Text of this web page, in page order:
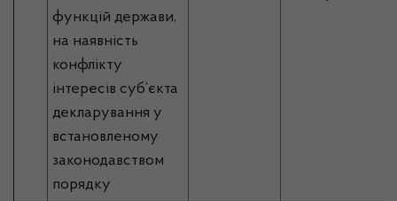
функцій держави,
на наявність
конфлікту
інтересів суб’єкта
декларування у
встановленому
законодавством
порядку